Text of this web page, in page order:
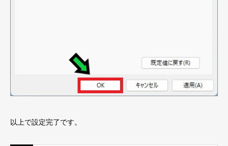
以上で設定完了です。